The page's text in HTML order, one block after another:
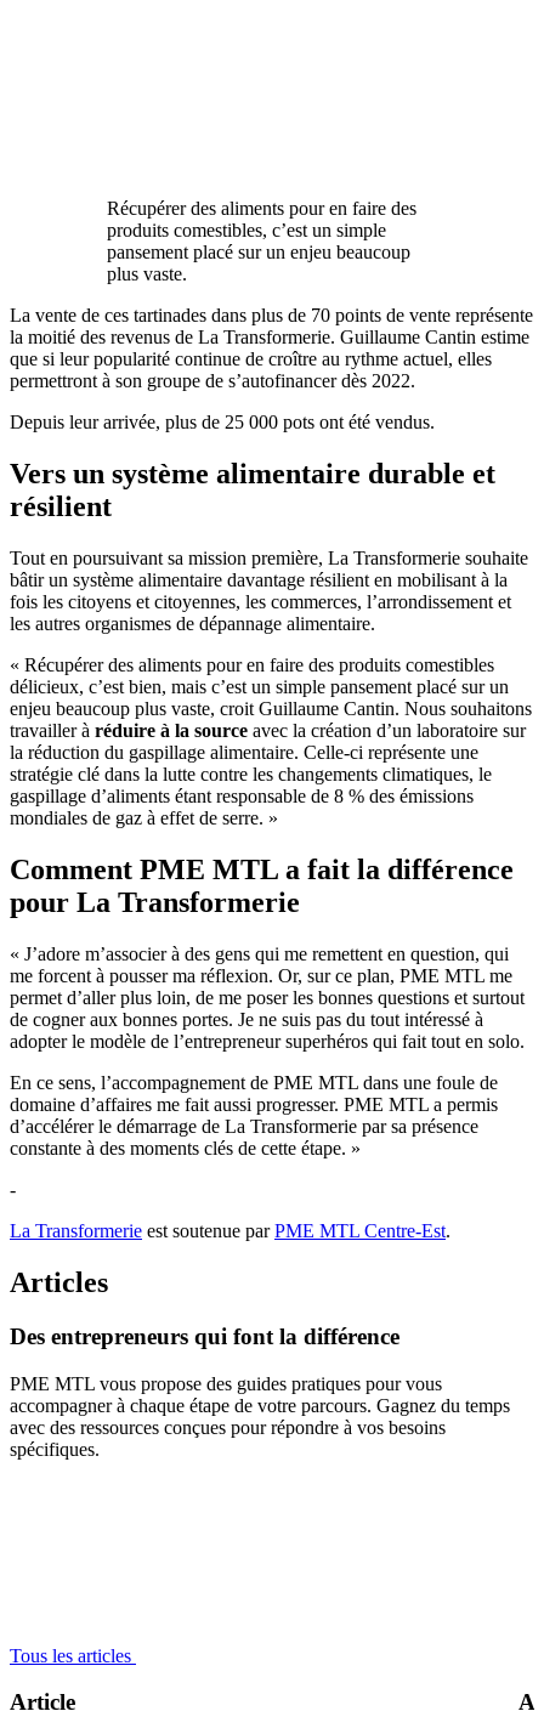
Récupérer des aliments pour en faire des
produits comestibles, c’est un simple
pansement placé sur un enjeu beaucoup
plus vaste.
La vente de ces tartinades dans plus de 70 points de vente représente
la moitié des revenus de La Transformerie. Guillaume Cantin estime
que si leur popularité continue de croître au rythme actuel, elles
permettront à son groupe de s’autofinancer dès 2022.
Depuis leur arrivée, plus de 25 000 pots ont été vendus.
Vers un système alimentaire durable et
résilient
Tout en poursuivant sa mission première, La Transformerie souhaite
bâtir un système alimentaire davantage résilient en mobilisant à la
fois les citoyens et citoyennes, les commerces, l’arrondissement et
les autres organismes de dépannage alimentaire.
« Récupérer des aliments pour en faire des produits comestibles
délicieux, c’est bien, mais c’est un simple pansement placé sur un
enjeu beaucoup plus vaste, croit Guillaume Cantin. Nous souhaitons
travailler à réduire à la source avec la création d’un laboratoire sur
la réduction du gaspillage alimentaire. Celle-ci représente une
stratégie clé dans la lutte contre les changements climatiques, le
gaspillage d’aliments étant responsable de 8 % des émissions
mondiales de gaz à effet de serre. »
Comment PME MTL a fait la différence
pour La Transformerie
« J’adore m’associer à des gens qui me remettent en question, qui
me forcent à pousser ma réflexion. Or, sur ce plan, PME MTL me
permet d’aller plus loin, de me poser les bonnes questions et surtout
de cogner aux bonnes portes. Je ne suis pas du tout intéressé à
adopter le modèle de l’entrepreneur superhéros qui fait tout en solo.
En ce sens, l’accompagnement de PME MTL dans une foule de
domaine d’affaires me fait aussi progresser. PME MTL a permis
d’accélérer le démarrage de La Transformerie par sa présence
constante à des moments clés de cette étape. »
-
La Transformerie est soutenue parPME MTL Centre-Est.
Articles
Des entrepreneurs qui font la différence
PME MTL vous propose des guides pratiques pour vous
accompagner à chaque étape de votre parcours. Gagnez du temps
avec des ressources conçues pour répondre à vos besoins
spécifiques.
Tous les articles
Article